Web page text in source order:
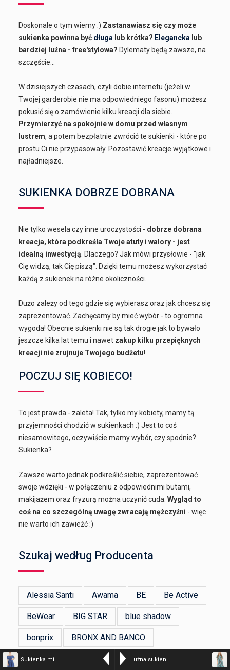
Sukienka mini w kwiaty – kolor n/a – 216-24108 BLU CI Luźna sukienka w kwiaty – kolor n/a – 216-50050WA LAGO
Doskonale o tym wiemy :) Zastanawiasz się czy może
sukienka powinna być długa lub krótka? Elegancka lub
bardziej luźna - free'stylowa? Dylematy będą zawsze, na
szczęście...
W dzisiejszych czasach, czyli dobie internetu (jeżeli w
Twojej garderobie nie ma odpowiedniego fasonu) możesz
pokusić się o zamówienie kilku kreacji dla siebie.
Przymierzyć na spokojnie w domu przed własnym
lustrem, a potem bezpłatnie zwrócić te sukienki - które po
prostu Ci nie przypasowały. Pozostawić kreacje wyjątkowe i
najładniejsze.
SUKIENKA DOBRZE DOBRANA
Nie tylko wesela czy inne uroczystości - dobrze dobrana
kreacja, która podkreśla Twoje atuty i walory - jest
idealną inwestycją . Dlaczego? Jak mówi przysłowie - "jak
Cię widzą, tak Cię piszą". Dzięki temu możesz wykorzystać
każdą z sukienek na różne okoliczności.
Dużo zależy od tego gdzie się wybierasz oraz jak chcesz się
zaprezentować. Zachęcamy by mieć wybór - to ogromna
wygoda! Obecnie sukienki nie są tak drogie jak to bywało
jeszcze kilka lat temu i nawet zakup kilku przepięknych
kreacji nie zrujnuje Twojego budżetu!
POCZUJ SIĘ KOBIECO!
To jest prawda - zaleta! Tak, tylko my kobiety, mamy tą
przyjemności chodzić w sukienkach :) Jest to coś
niesamowitego, oczywiście mamy wybór, czy spodnie?
Sukienka?
Zawsze warto jednak podkreślić siebie, zaprezentować
swoje wdzięki - w połączeniu z odpowiednimi butami,
makijażem oraz fryzurą można uczynić cuda.Wygląd to
coś na co szczególną uwagę zwracają mężczyźni - więc
nie warto ich zawieźć :)
Szukaj według Producenta
Alessia Santi Awama BE Be Active
BeWear BIG STAR blue shadow
bonprix BRONX AND BANCO
Devotion Twins ERMANNO FIRENZE